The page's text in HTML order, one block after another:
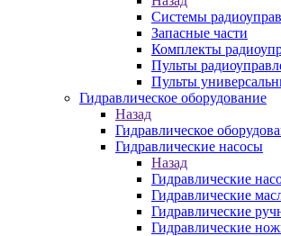
Системы
Запасные части
Комплекты
Пульты
Пульты
Гидравлическое оборудование
Назад
Гидравлическое
Гидравлические насосы
Назад
Гидравлические
Гидравлические
Гидравлические
Гидравлические